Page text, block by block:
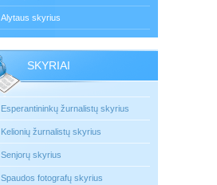
Alytaus skyrius
SKYRIAI
Esperantininkų žurnalistų skyrius
Kelionių žurnalistų skyrius
Senjorų skyrius
Spaudos fotografų skyrius